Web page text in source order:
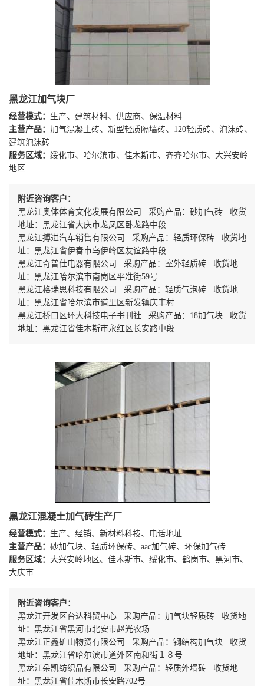
黑龙江加气块厂
经营模式： 生产、建筑材料、供应商、保温材料
主营产品： 加气混凝土砖、新型轻质隔墙砖、120轻质砖、泡沫砖、
建筑泡沫砖
服务区域： 绥化市、哈尔滨市、佳木斯市、齐齐哈尔市、大兴安岭
地区
附近咨询客户：
黑龙江奥体体育文化发展有限公司 采购产品：砂加气砖 收货
地址：黑龙江省大庆市龙凤区卧龙路中段
黑龙江搏进汽车销售有限公司 采购产品：轻质环保砖 收货地
址：黑龙江省伊春市乌伊岭区友谊路中段
黑龙江奇普仕电器有限公司 采购产品：室外轻质砖 收货地
址：黑龙江哈尔滨市南岗区平准街59号
黑龙江格瑞恩科技有限公司 采购产品：轻质气泡砖 收货地
址：黑龙江省哈尔滨市道里区新发镇庆丰村
黑龙江桥口区环大科技电子书刊社 采购产品：18加气块 收货
地址：黑龙江省佳木斯市永红区长安路中段
黑龙江混凝土加气砖生产厂
经营模式： 生产、经销、新材料科技、电话地址
主营产品： 砂加气块、轻质环保砖、aac加气砖、环保加气砖
服务区域： 大兴安岭地区、佳木斯市、绥化市、鹤岗市、黑河市、
大庆市
附近咨询客户：
黑龙江开发区台达科贸中心 采购产品：加气块轻质砖 收货地
址：黑龙江省黑河市北安市赵光农场
黑龙江正鑫矿山物资有限公司 采购产品：钢结构加气块 收货
地址：黑龙江省哈尔滨市道外区南和街１８号
黑龙江朵凯纺织品有限公司 采购产品：轻质外墙砖 收货地
址：黑龙江省佳木斯市长安路702号